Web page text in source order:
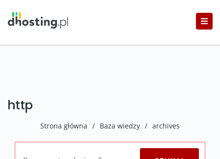
http
Strona główna / Baza wiedzy / archives